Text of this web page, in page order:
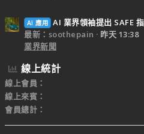
AI 應用 AI 業界領袖提出 SAFE
最新：soothepain
昨天 13:38
業界新聞
線上統計
線上會員
線上來賓
會員總計